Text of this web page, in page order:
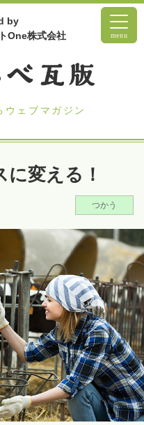
by
One株式会社
ウェブマガジン
menu
変える！
つかう